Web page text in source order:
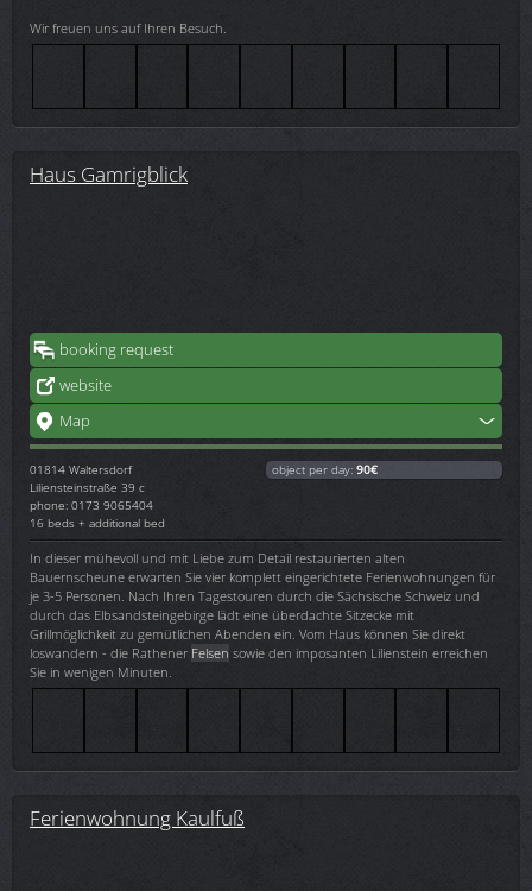
Wir freuen uns auf Ihren Besuch.
Haus Gamrigblick
booking request
website
Map
01814 Waltersdorf
Liliensteinstraße 39 c
phone: 0173 9065404
16 beds + additional bed
object per day: 90€
In dieser mühevoll und mit Liebe zum Detail restaurierten alten
Bauernscheune erwarten Sie vier komplett eingerichtete Ferienwohnungen für
je 3-5 Personen. Nach Ihren Tagestouren durch die Sächsische Schweiz und
durch das Elbsandsteingebirge lädt eine überdachte Sitzecke mit
Grillmöglichkeit zu gemütlichen Abenden ein. Vom Haus können Sie direkt
loswandern - die Rathener Felsen sowie den imposanten Lilienstein erreichen
Sie in wenigen Minuten.
Ferienwohnung Kaulfuß